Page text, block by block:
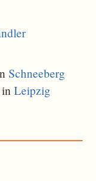
Schneeberg
inLeipzig